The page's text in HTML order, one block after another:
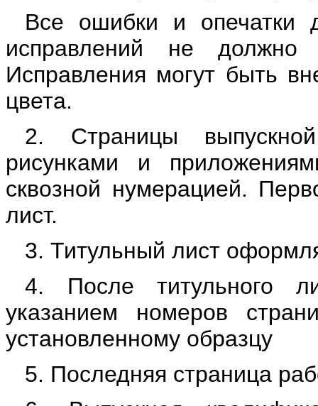
Все ошибки и опечатки
исправлений не
Исправления могут быть
цвета.
2. Страницы
рисунками и
сквозной нумерацией.
лист.
3. Титульный лист
4. После титульного
указанием номеров
установленному образцу
5. Последняя страница